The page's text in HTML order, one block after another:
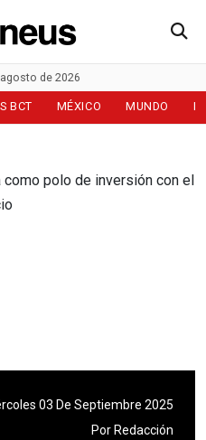
de 2026
BCT MÉXICO MUNDO
03 De Septiembre 2025
Por Redacción